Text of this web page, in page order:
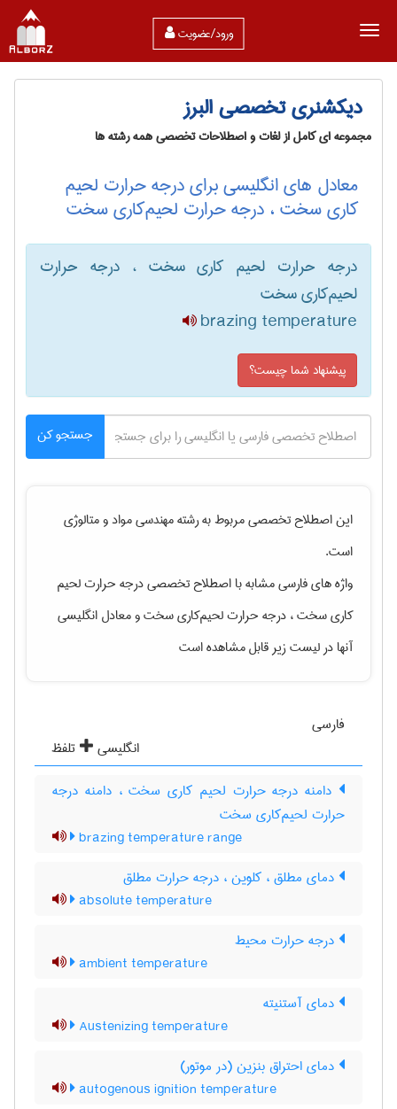
ورود/عضویت
دیکشنری تخصصی البرز
مجموعه ای کامل از لغات و اصطلاحات تخصصی همه رشته ها
معادل های انگلیسی برای درجه حرارت لحیم
کاری سخت ، درجه حرارت لحیم‌کاری سخت
درجه حرارت لحیم کاری سخت ، درجه حرارت
لحیم‌کاری سخت
brazing temperature
پیشنهاد شما چیست؟
جستجو کن
این اصطلاح تخصصی مربوط به رشتهمهندسی مواد و متالوژی
است.
واژه های فارسی مشابه با اصطلاح تخصصیدرجه حرارت لحیم
کاری سخت ، درجه حرارت لحیم‌کاری سختو معادل انگلیسی
آنها در لیست زیر قابل مشاهده است
فارسی
انگلیسی
تلفظ
دامنه درجه حرارت لحیم کاری سخت ، دامنه درجه
حرارت لحیم‌کاری سخت
brazing temperature range
دمای مطلق ، کلوین ، درجه حرارت مطلق
absolute temperature
درجه حرارت محیط
ambient temperature
دمای آستنیته
Austenizing temperature
دمای احتراق بنزین (در موتور)
autogenous ignition temperature